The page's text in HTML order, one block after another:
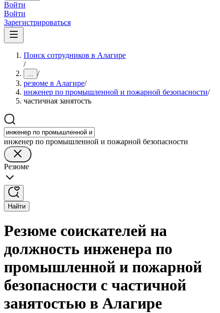
Войти
Войти
Зарегистрироваться
Поиск сотрудников в Алагире
/
... /
резюме в Алагире/
инженер по промышленной и пожарной безопасности/
частичная занятость
инженер по промышленной и пожарной безопасности
Резюме
Найти
Резюме соискателей на
должность инженера по
промышленной и пожарной
безопасности с частичной
занятостью в Алагире